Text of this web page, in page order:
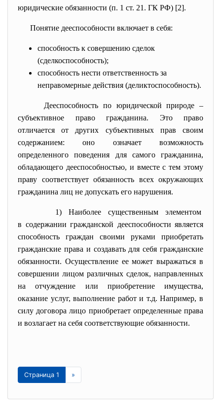
юридические обязанности (п. 1 ст. 21. ГК РФ) [2].
Понятие дееспособности включает в себя:
способность к совершению сделок
(сделкоспособность);
способность нести ответственность за
неправомерные действия (деликтоспособность).
Дееспособность по юридической природе –
субъективное право гражданина. Это право
отличается от других субъективных прав своим
содержанием: оно означает возможность
определенного поведения для самого гражданина,
обладающего дееспособностью, и вместе с тем этому
праву соответствует обязанность всех окружающих
гражданина лиц не допускать его нарушения.
1) Наиболее существенным элементом
в содержании гражданской дееспособности является
способность граждан своими руками приобретать
гражданские права и создавать для себя гражданские
обязанности. Осуществление ее может выражаться в
совершении лицом различных сделок, направленных
на отчуждение или приобретение имущества,
оказание услуг, выполнение работ и т.д. Например, в
силу договора лицо приобретает определенные права
и возлагает на себя соответствующие обязанности.
Страница 1 »